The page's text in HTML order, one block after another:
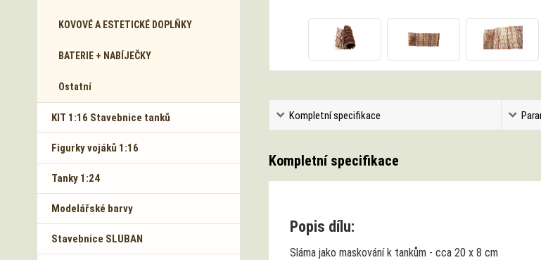
KOVOVÉ A ESTETICKÉ DOPLŇKY
BATERIE + NABÍJEČKY
Ostatní
KIT 1:16 Stavebnice tanků
Figurky vojáků 1:16
Tanky 1:24
Modelářské barvy
Stavebnice SLUBAN
Kompletní specifikace
Kompletní specifikace
Popis dílu:
Sláma jako maskování k tankům - cca 20 x 8 cm